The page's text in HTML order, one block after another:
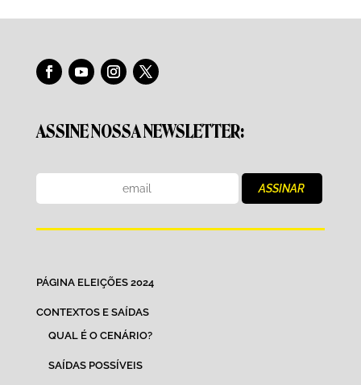
ASSINE NOSSA NEWSLETTER:
PÁGINA ELEIÇÕES 2024
CONTEXTOS E SAÍDAS
QUAL É O CENÁRIO?
SAÍDAS POSSÍVEIS